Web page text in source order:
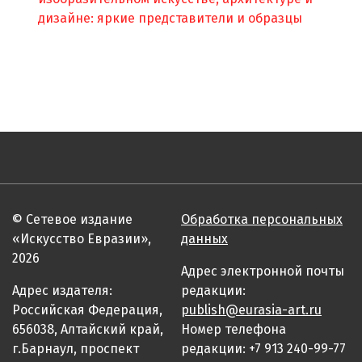
дизайне: яркие представители и образцы
© Сетевое издание
«Искусство Евразии»,
2026
Адрес издателя:
Российская Федерация,
656038, Алтайский край,
г.Барнаул, проспект
Обработка персональных
данных
Адрес электронной почты
редакции:
publish@eurasia-art.ru
Номер телефона
редакции: +7 913 240-99-77